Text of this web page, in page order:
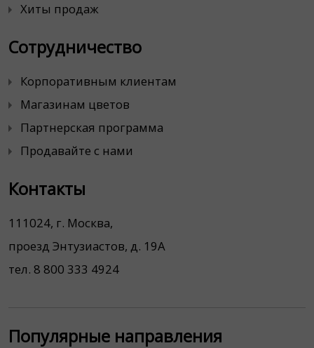
Хиты продаж
Сотрудничество
Корпоративным клиентам
Магазинам цветов
Партнерская программа
Продавайте с нами
Контакты
111024, г. Москва,
проезд Энтузиастов, д. 19А
тел. 8 800 333 4924
Популярные направления